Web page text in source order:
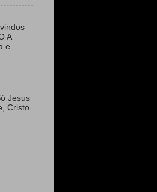
A
e
Jesus
Cristo